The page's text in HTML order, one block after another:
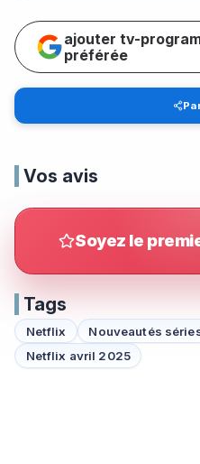
ajouter tv-
préférée
Vos avis
Soyez le
Tags
Netflix Nouveautés
Netflix avril 2025